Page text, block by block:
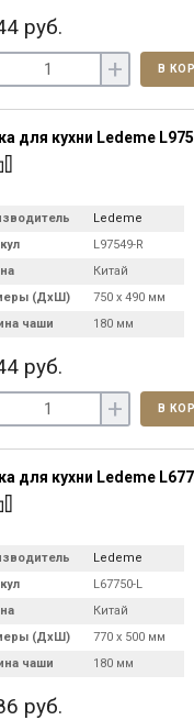
руб.
+ В
для кухни Ledeme
Ledeme
L97549-R
Китай
(ДхШ)
750 х 490 мм
чаши
180 мм
руб.
+ В
для кухни Ledeme
Ledeme
L67750-L
Китай
(ДхШ)
770 х 500 мм
чаши
180 мм
руб.